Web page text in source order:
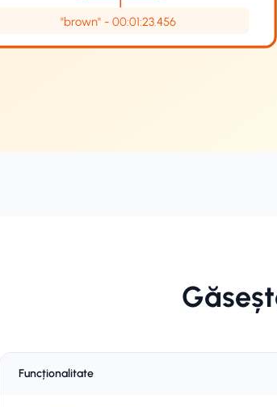
"brown" - 00:01:23.456
Funcționalitate